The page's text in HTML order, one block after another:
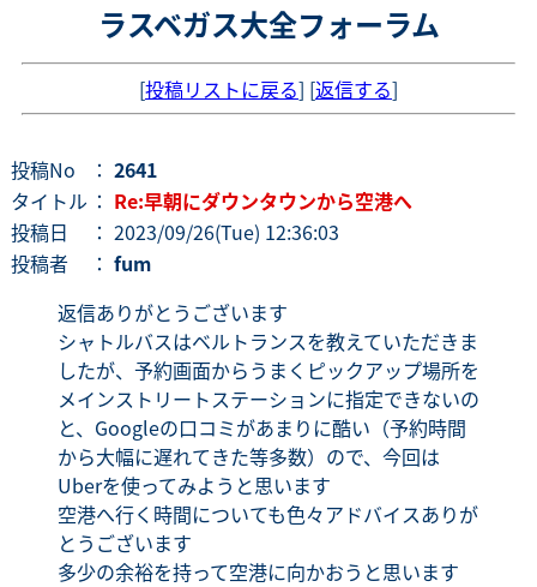
ラスベガス大全フォーラム
[投稿リストに戻る] [返信する]
投稿No ： 2641
タイトル ： Re:早朝にダウンタウンから空港へ
投稿日
： 2023/09/26(Tue) 12:36:03
投稿者
： fum
返信ありがとうございます
シャトルバスはベルトランスを教えていただきま
したが、予約画面からうまくピックアップ場所を
メインストリートステーションに指定できないの
と、Googleの口コミがあまりに酷い（予約時間
から大幅に遅れてきた等多数）ので、今回は
Uberを使ってみようと思います
空港へ行く時間についても色々アドバイスありが
とうございます
多少の余裕を持って空港に向かおうと思います